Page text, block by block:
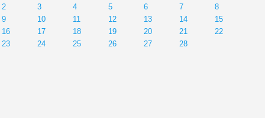
2
3 4 5 6 7
8
9
10 11 12 13 14
15
16
17 18 19 20 21
22
23
24 25 26 27 28